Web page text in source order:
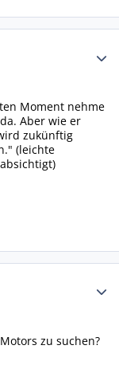
Moment nehme
Aber wie er
zukünftig
(leichte
zu suchen?